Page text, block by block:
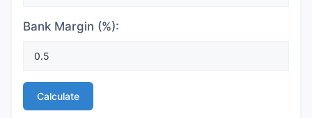
Bank Margin (%):
Calculate